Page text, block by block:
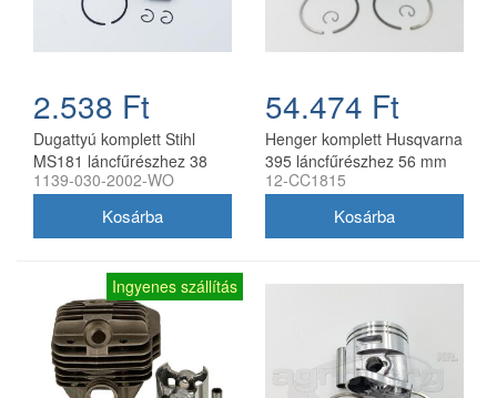
2.538 Ft
Dugattyú komplett Stihl
MS181 láncfűrészhez 38
mm utángyártott
1139-030-2002-WO
54.474 Ft
Henger komplett Husqvarna
395 láncfűrészhez 56 mm
utángyártott Meteor
12-CC1815
Ingyenes szállítás